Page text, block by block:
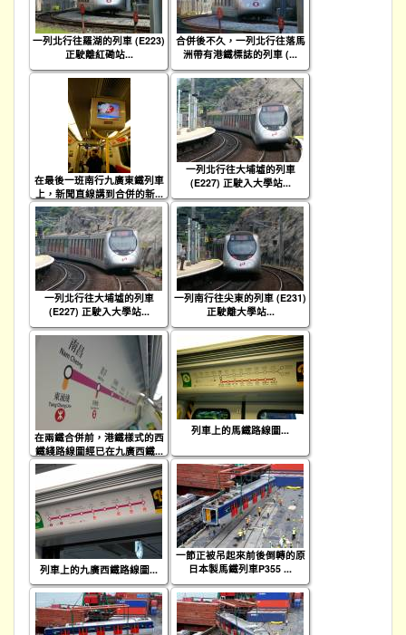
一列北行往羅湖的列車 (E223)
正駛離紅磡站...
合併後不久，一列北行往落馬
洲帶有港鐵標誌的列車 (...
在最後一班南行九廣東鐵列車
上，新聞直線講到合併的新...
一列北行往大埔墟的列車
(E227) 正駛入大學站...
一列北行往大埔墟的列車
(E227) 正駛入大學站...
一列南行往尖東的列車 (E231)
正駛離大學站...
在兩鐵合併前，港鐵樣式的西
鐵綫路線圖經已在九廣西鐵...
列車上的馬鐵路線圖...
列車上的九廣西鐵路線圖...
一節正被吊起來前後倒轉的原
日本製馬鐵列車P355 ...